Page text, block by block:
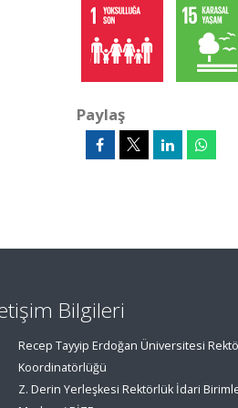
Paylaş
Bilgileri
Recep Tayyip Erdoğan Üniversitesi
Koordinatörlüğü
Z. Derin Yerleşkesi Rektörlük İdari